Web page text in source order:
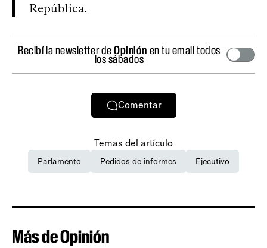
República.
Recibí la newsletter deOpinión en tu email todos
los sábados
Comentar
Temas del artículo
Parlamento Pedidos de informes Ejecutivo
Más de Opinión